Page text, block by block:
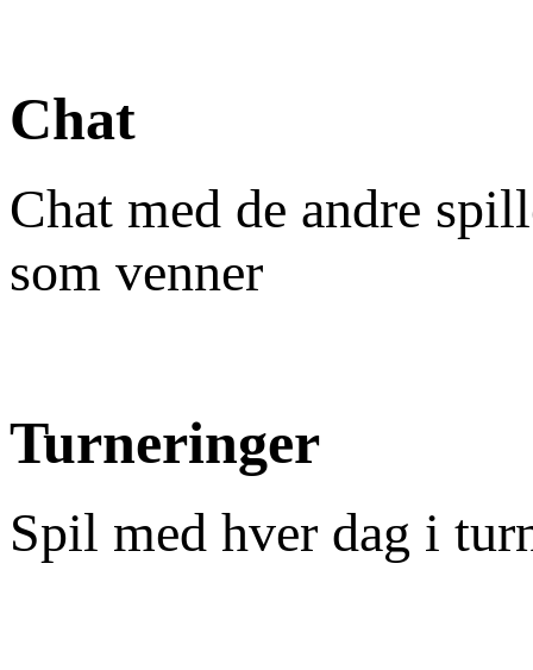
Chat
Chat med de andre
som venner
Turneringer
Spil med hver dag i